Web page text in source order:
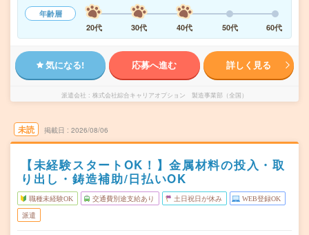
年齢層
20代
30代 40代 50代 60代
気になる! 応募へ進む 詳しく見る
派遣会社 株式会社綜合キャリアオプション 製造事業部（全国）
未読 掲載日 2026/08/06
【未経験スタートOK！】金属材料の投入・取
り出し・鋳造補助/日払いOK
職種未経験OK 交通費別途支給あり 土日祝日が休み WEB登録OK
派遣